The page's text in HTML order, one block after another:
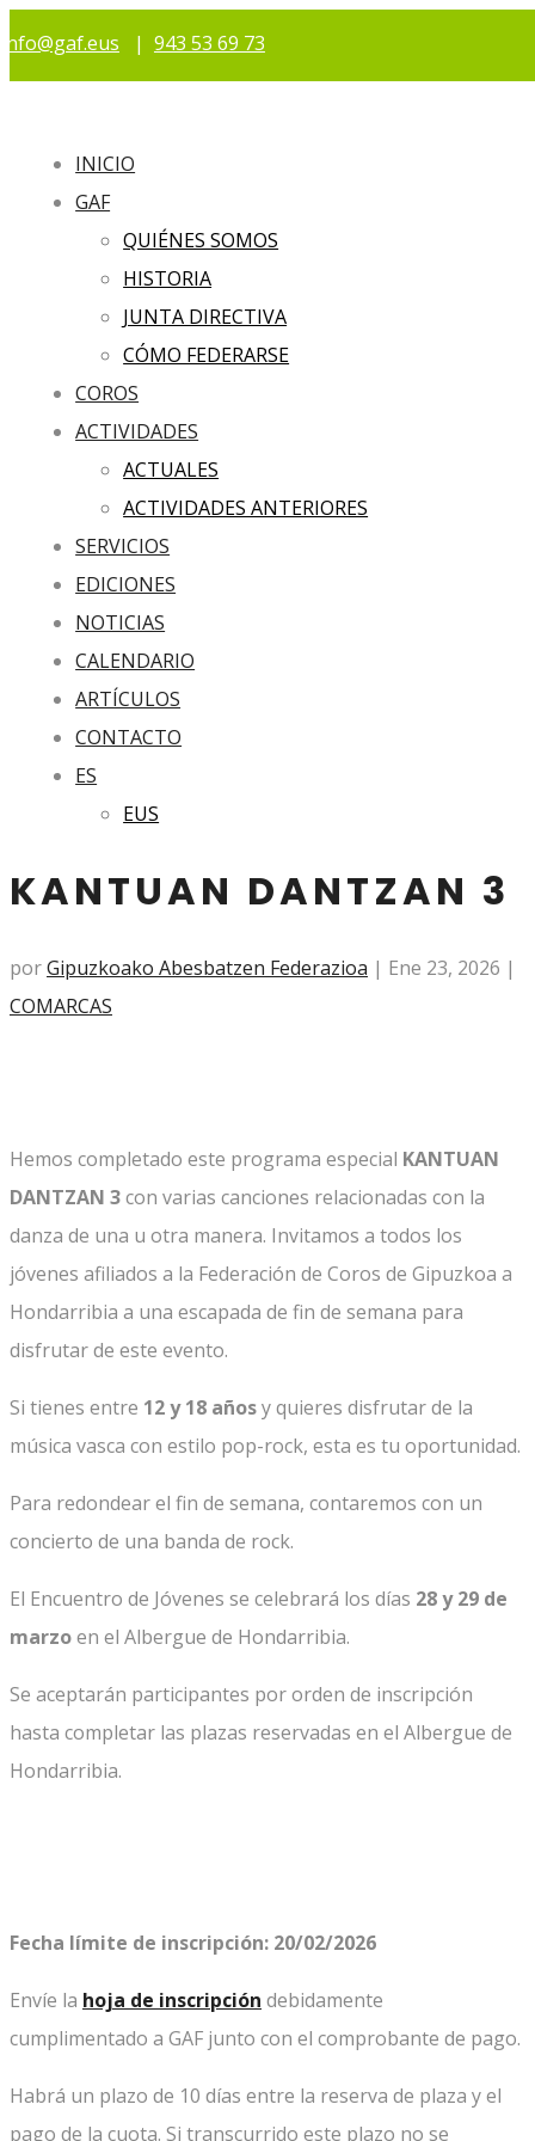
info@gaf.eus | 943 53 69 73
INICIO
GAF
QUIÉNES SOMOS
HISTORIA
JUNTA DIRECTIVA
CÓMO FEDERARSE
COROS
ACTIVIDADES
ACTUALES
ACTIVIDADES ANTERIORES
SERVICIOS
EDICIONES
NOTICIAS
CALENDARIO
ARTÍCULOS
CONTACTO
ES
EUS
KANTUAN DANTZAN 3
porGipuzkoako Abesbatzen Federazioa | Ene 23, 2026 |
COMARCAS
Hemos completado este programa especial KANTUAN
DANTZAN 3con varias canciones relacionadas con la
danza de una u otra manera. Invitamos a todos los
jóvenes afiliados a la Federación de Coros de Gipuzkoa a
Hondarribia a una escapada de fin de semana para
disfrutar de este evento.
Si tienes entre 12 y 18 añosy quieres disfrutar de la
música vasca con estilo pop-rock, esta es tu oportunidad.
Para redondear el fin de semana, contaremos con un
concierto de una banda de rock.
El Encuentro de Jóvenes se celebrará los días 28 y 29 de
marzoen el Albergue de Hondarribia.
Se aceptarán participantes por orden de inscripción
hasta completar las plazas reservadas en el Albergue de
Hondarribia.
Fecha límite de inscripción: 20/02/2026
Envíe la hoja de inscripción debidamente
cumplimentado a GAF junto con el comprobante de pago.
Habrá un plazo de 10 días entre la reserva de plaza y el
pago de la cuota. Si transcurrido este plazo no se